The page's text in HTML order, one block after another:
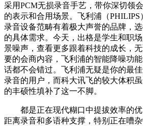
采用PCM无损录音手艺，带你深切领
的表示和合用场景。飞利浦（
录音设备范畴有着极大声誉的品牌，
的具体需求。今天，出格是学生和职
景噪声，查看更多跟着科技的成长，
要的会商内容，飞利浦的智能降噪功
话都不会错过。飞利浦无疑是你的最
录音的用户，而科大讯飞的较大体积
的丰硕性填补了这一不脚。
都是正在现代糊口中提拔效率的优
距离录音和多语种支撑，特别正在嘈